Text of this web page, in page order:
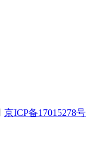
京ICP备17015278号